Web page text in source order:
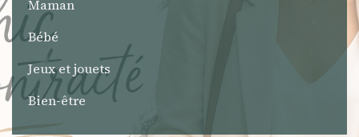
Maman
Bébé
Jeux et jouets
Bien-être